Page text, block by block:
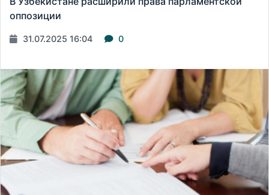
оппозиции
31.07.2025 16:04 0